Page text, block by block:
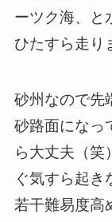
ーツク海、と
ひたすら走り
砂州なので先
砂路面になっ
ら大丈夫（笑
ぐ気すら起き
若干難易度高